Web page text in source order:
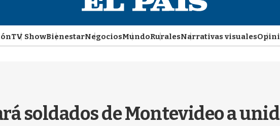
TV ShowBienestarNegociosMundoRuralesNarrativas visuales
soldados de Montevideo a